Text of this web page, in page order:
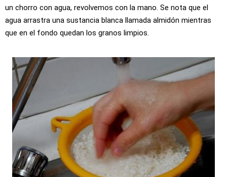
un chorro con agua, revolvemos con la mano. Se nota que el
agua arrastra una sustancia blanca llamada almidón mientras
que en el fondo quedan los granos limpios.